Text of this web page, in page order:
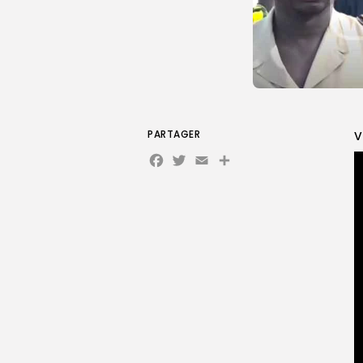
PARTAGER
Facebook
Twitter
Email